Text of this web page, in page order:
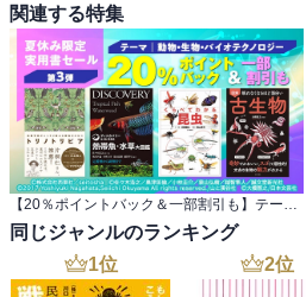
関連する特集
同じジャンルのランキング
1位 2位